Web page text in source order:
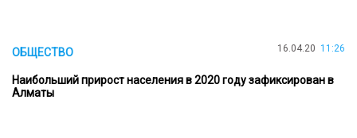
ОБЩЕСТВО 16.04.20 11:26
Наибольший прирост населения в 2020 году зафиксирован в
Алматы